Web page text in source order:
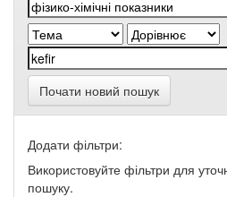
Почати новий пошук
Додати фільтри:
Використовуйте фільтри для
пошуку.